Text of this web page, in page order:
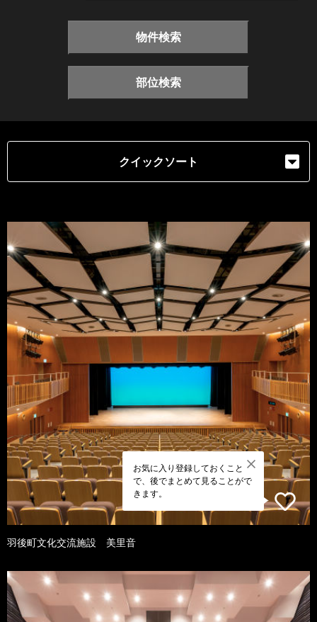
物件検索
部位検索
クイックソート
お気に入り登録しておくこと
で、後でまとめて見ることがで
きます。
羽後町文化交流施設 美里音